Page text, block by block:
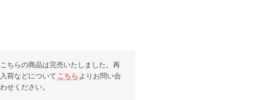
こちらの商品は完売いたしました。再
入荷などについて こちら よりお問い合
わせください。